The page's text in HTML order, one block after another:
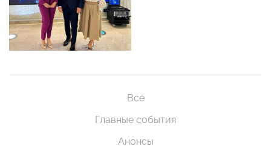
Все
Главные события
Анонсы